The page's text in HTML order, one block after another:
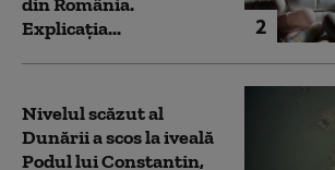
2
Explicația...
Nivelul scăzut al
Dunării a scos la iveală
Podul lui Constantin,